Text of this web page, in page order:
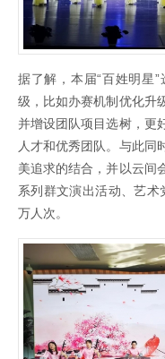
据了解，本届“百姓明星
级，比如办赛机制优化升
并增设团队项目选树，更
人才和优秀团队。与此同
美追求的结合，并以云间
系列群文演出活动、艺
万人次。